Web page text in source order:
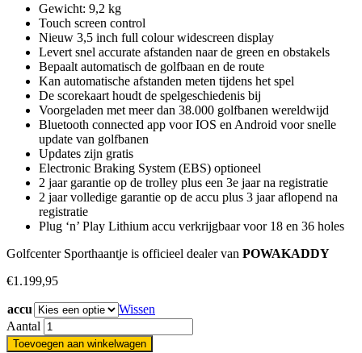
Gewicht: 9,2 kg
Touch screen control
Nieuw 3,5 inch full colour widescreen display
Levert snel accurate afstanden naar de green en obstakels
Bepaalt automatisch de golfbaan en de route
Kan automatische afstanden meten tijdens het spel
De scorekaart houdt de spelgeschiedenis bij
Voorgeladen met meer dan 38.000 golfbanen wereldwijd
Bluetooth connected app voor IOS en Android voor snelle
update van golfbanen
Updates zijn gratis
Electronic Braking System (EBS) optioneel
2 jaar garantie op de trolley plus een 3e jaar na registratie
2 jaar volledige garantie op de accu plus 3 jaar aflopend na
registratie
Plug ‘n’ Play Lithium accu verkrijgbaar voor 18 en 36 holes
Golfcenter Sporthaantje is officieel dealer van POWAKADDY
€1.199,95
accu
Wissen
Aantal
Toevoegen aan winkelwagen